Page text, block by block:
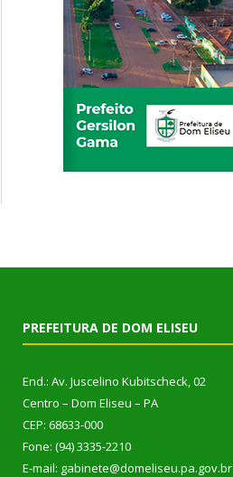
PREFEITURA DE DOM ELISEU
End.: Av. Juscelino Kubitscheck, 02
Centro – Dom Eliseu – PA
CEP: 68633-000
Fone: (94) 3335-2210
E-mail: gabinete@domeliseu.pa.gov.br